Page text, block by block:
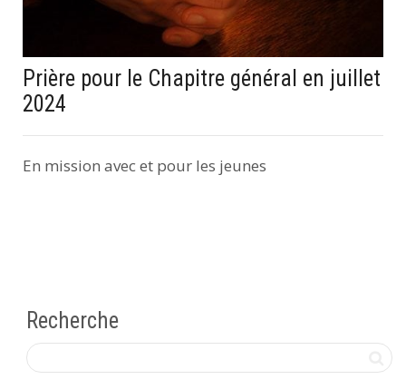
Prière pour le Chapitre général en juillet
2024
En mission avec et pour les jeunes
Recherche